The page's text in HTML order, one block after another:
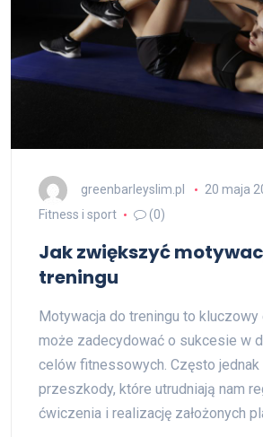
greenbarleyslim.pl
20 maja
Fitness i sport
(0)
Jak zwiększyć
treningu
Motywacja do treningu to kluczowy
może zadecydować o sukcesie w
celów fitnessowych. Często jednak
przeszkody, które utrudniają nam
ćwiczenia i realizację założonych